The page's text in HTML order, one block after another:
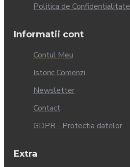
Politica de Confidentialitate
Informatii cont
Contul Meu
Istoric Comenzi
Newsletter
Contact
GDPR - Protectia datelor
Extra